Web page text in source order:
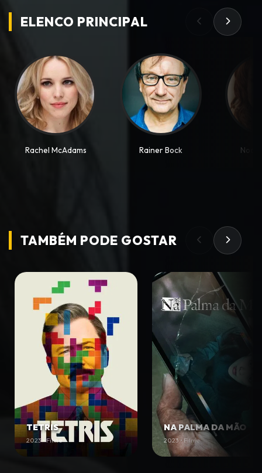
ELENCO PRINCIPAL
Rachel McAdams Rainer Bock
TAMBÉM PODE GOSTAR
TETRIS
2023 • Filme
NA PALMA DA MÃO
2023 • Filme